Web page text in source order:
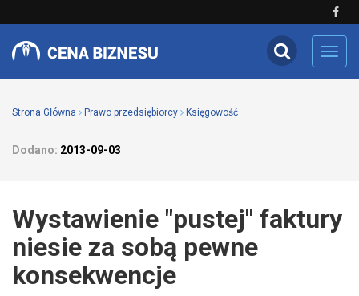
Strona Główna Prawo przedsiębiorcy Księgowość
Dodano: 2013-09-03
Wystawienie "pustej" faktury
niesie za sobą pewne
konsekwencje